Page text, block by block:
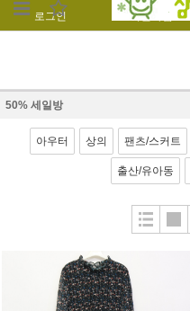
로그인 회원가입
50% 세일방
아우터 상의 팬츠/스커트
출산/유아동